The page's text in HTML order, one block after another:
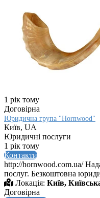
1 рік тому
Договірна
Юридична група "Hornwood"
Київ, UA
Юридичні послуги
1 рік тому
Контакти
http://hornwood.com.ua/
послуг. Безкоштовна
Локація: Київ,
Договірна